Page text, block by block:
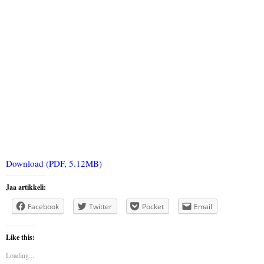
Download (PDF, 5.12MB)
Jaa artikkeli:
Facebook
Twitter Pocket Email
Like this:
Loading...